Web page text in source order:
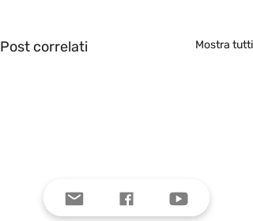
Post correlati Mostra tutti